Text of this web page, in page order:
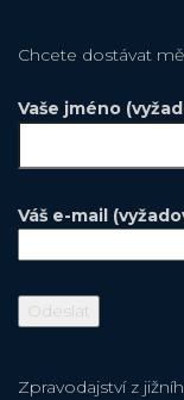
Chcete dostávat
Vaše jméno
Váš e-mail
Zpravodajství z